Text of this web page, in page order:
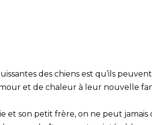
des chiens est qu’ils
et de chaleur à leur nouvelle
et son petit frère, on ne peut jamais